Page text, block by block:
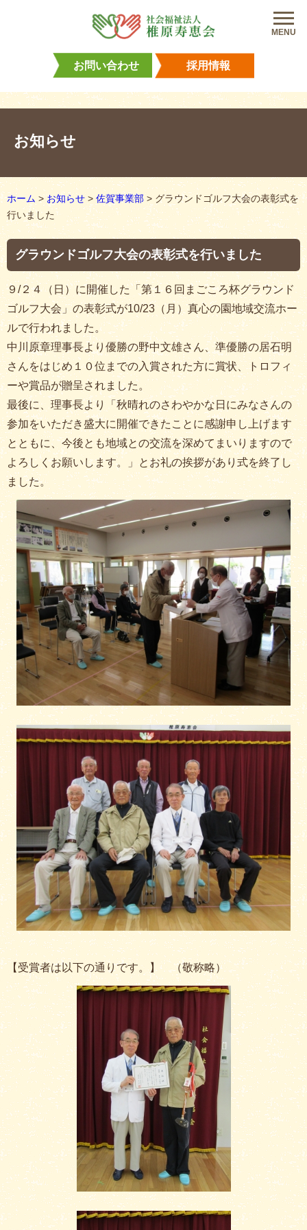
お問い合わせ 採用情報
お知らせ
ホーム > お知らせ > 佐賀事業部 > グラウンドゴルフ大会の表彰式を
行いました
グラウンドゴルフ大会の表彰式を行いました
９/２４（日）に開催した「第１６回まごころ杯グラウンド
ゴルフ大会」の表彰式が10/23（月）真心の園地域交流ホー
ルで行われました。
中川原章理事長より優勝の野中文雄さん、準優勝の居石明
さんをはじめ１０位までの入賞された方に賞状、トロフィ
ーや賞品が贈呈されました。
最後に、理事長より「秋晴れのさわやかな日にみなさんの
参加をいただき盛大に開催できたことに感謝申し上げます
とともに、今後とも地域との交流を深めてまいりますので
よろしくお願いします。」とお礼の挨拶があり式を終了し
ました。
【受賞者は以下の通りです。】 （敬称略）
MENU